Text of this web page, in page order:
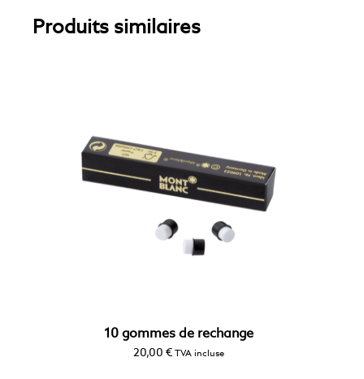
Produits similaires
10 gommes de rechange
20,00 € TVA incluse